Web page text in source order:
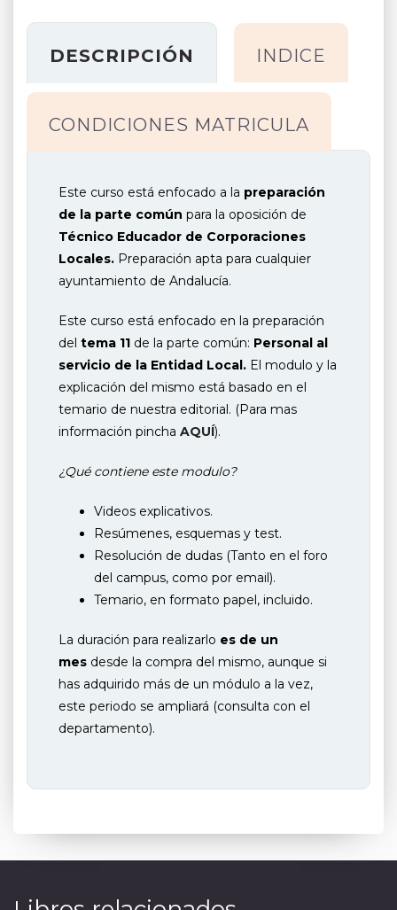
DESCRIPCIÓN INDICE
CONDICIONES MATRICULA
Este curso está enfocado a la preparación
de la parte común para la oposición de
Técnico Educador de Corporaciones
Locales. Preparación apta para cualquier
ayuntamiento de Andalucía.
Este curso está enfocado en la preparación
del tema 11 de la parte común: Personal al
servicio de la Entidad Local. El modulo y la
explicación del mismo está basado en el
temario de nuestra editorial. (Para mas
información pincha AQUÍ).
¿Qué contiene este modulo?
Videos explicativos.
Resúmenes, esquemas y test.
Resolución de dudas (Tanto en el foro
del campus, como por email).
Temario, en formato papel, incluido.
La duración para realizarlo es de un
mes desde la compra del mismo, aunque si
has adquirido más de un módulo a la vez,
este periodo se ampliará (consulta con el
departamento).